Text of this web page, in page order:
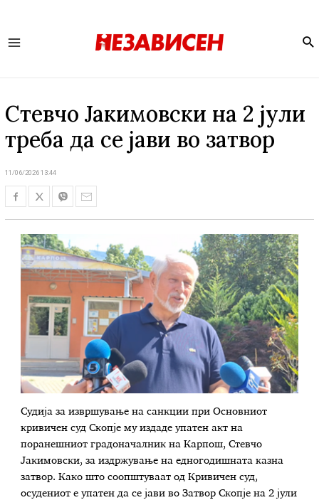
Стевчо Јакимовски на 2 јули
треба да се јави во затвор
11/06/2026 13:44
Судија за извршување на санкции при Основниот
кривичен суд Скопје му издаде упатен акт на
поранешниот градоначалник на Карпош, Стевчо
Јакимовски, за издржување на едногодишната казна
затвор. Како што соопштуваат од Кривичен суд,
осудениот е упатен да се јави во Затвор Скопје на 2 јули